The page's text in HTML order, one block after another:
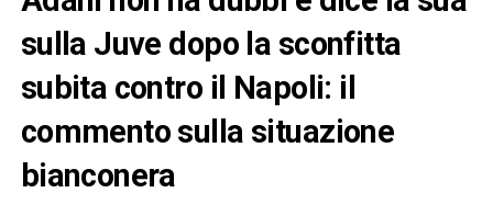
sulla Juve dopo la sconfitta
subita contro il Napoli: il
commento sulla situazione
bianconera